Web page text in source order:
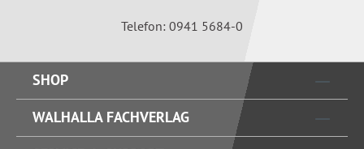
Telefon: 0941 5684-0
SHOP
WALHALLA FACHVERLAG